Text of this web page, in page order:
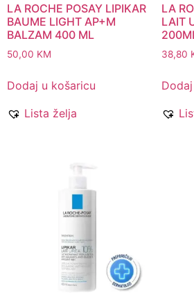
LA ROCHE POSAY LIPIKAR
BAUME LIGHT AP+M
BALZAM 400 ML
50,00 KM
Dodaj u košaricu
Lista želja
LA
LAIT
38,80